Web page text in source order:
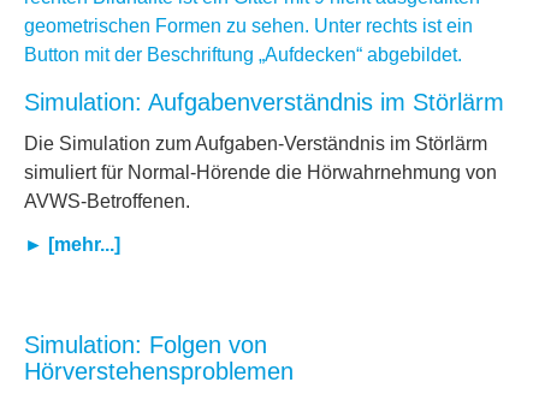
Simulation: Aufgabenverständnis im Störlärm
Die Simulation zum Aufgaben-Verständnis im Störlärm
simuliert für Normal-Hörende die Hörwahrnehmung von
AVWS-Betroffenen.
► [mehr...]
Simulation: Folgen von
Hörverstehensproblemen